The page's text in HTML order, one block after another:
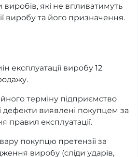
виробів, які не впливатимуть
виробу та його призначення.
експлуатації виробу 12
терміну підприємство
дефекти виявлені покупцем за
правил експлуатації.
покупцю претензії за
виробу (сліди ударів,